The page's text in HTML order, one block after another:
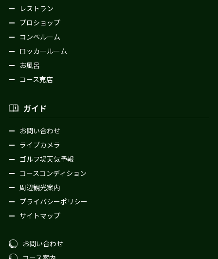
レストラン
プロショップ
コンペルーム
ロッカールーム
お風呂
コース売店
ガイド
お問い合わせ
ライブカメラ
ゴルフ場天気予報
コースコンディション
周辺観光案内
プライバシーポリシー
サイトマップ
お問い合わせ